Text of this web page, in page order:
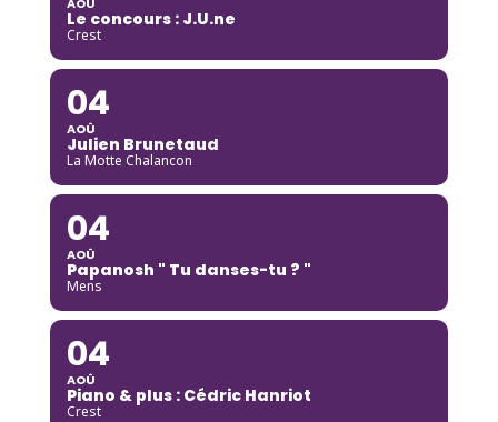
Le concours : J.U.ne
Crest
04
AOÛ
Julien Brunetaud
La Motte Chalancon
04
AOÛ
Papanosh " Tu danses-tu ? "
Mens
04
AOÛ
Piano & plus : Cédric Hanriot
Crest